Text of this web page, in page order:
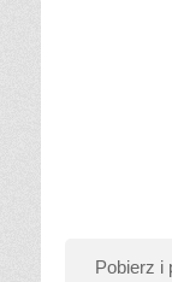
Pobierz i